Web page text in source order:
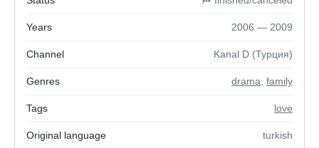
Years 2006 — 2009
Channel Kanal D (Турция)
Genres drama family
Tags love
Original language turkish